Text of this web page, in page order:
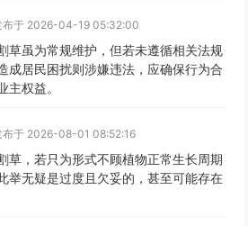
布于 2026-04-19 05:32:00
草虽为常规维护，但若未遵循相关法规
成居民困扰则涉嫌违法，应确保行为合
主权益。
布于 2026-08-01 08:52:16
草，若只为形式不顾植物正常生长周期
举无疑是过度且欠妥的，甚至可能存在